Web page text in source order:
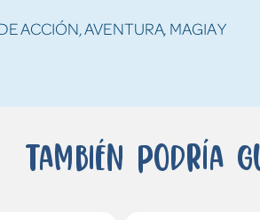
ACCIÓN, AVENTURA, MAGIA Y
También podría